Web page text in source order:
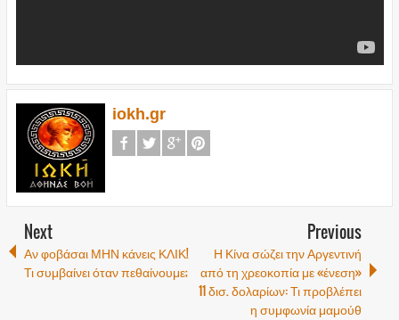
iokh.gr
Next
Αν φοβάσαι ΜΗΝ κάνεις ΚΛΙΚ!
Τι συμβαίνει όταν πεθαίνουμε;
Previous
Η Κίνα σώζει την Αργεντινή
από τη χρεοκοπία με «ένεση»
11 δισ. δολαρίων: Τι προβλέπει
η συμφωνία μαμούθ